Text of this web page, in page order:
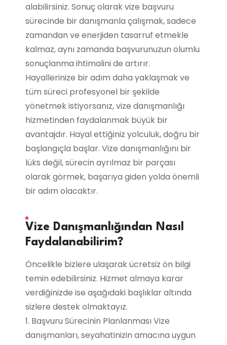
alabilirsiniz. Sonuç olarak vize başvuru
sürecinde bir danışmanla çalışmak, sadece
zamandan ve enerjiden tasarruf etmekle
kalmaz, aynı zamanda başvurunuzun olumlu
sonuçlanma ihtimalini de artırır.
Hayallerinize bir adım daha yaklaşmak ve
tüm süreci profesyonel bir şekilde
yönetmek istiyorsanız, vize danışmanlığı
hizmetinden faydalanmak büyük bir
avantajdır. Hayal ettiğiniz yolculuk, doğru bir
başlangıçla başlar. Vize danışmanlığını bir
lüks değil, sürecin ayrılmaz bir parçası
olarak görmek, başarıya giden yolda önemli
bir adım olacaktır.
Vize Danışmanlığından Nasıl
Faydalanabilirim?
Öncelikle bizlere ulaşarak ücretsiz ön bilgi
temin edebilirsiniz. Hizmet almaya karar
verdiğinizde ise aşağıdaki başlıklar altında
sizlere destek olmaktayız.
1. Başvuru Sürecinin Planlanması Vize
danışmanları, seyahatinizin amacına uygun